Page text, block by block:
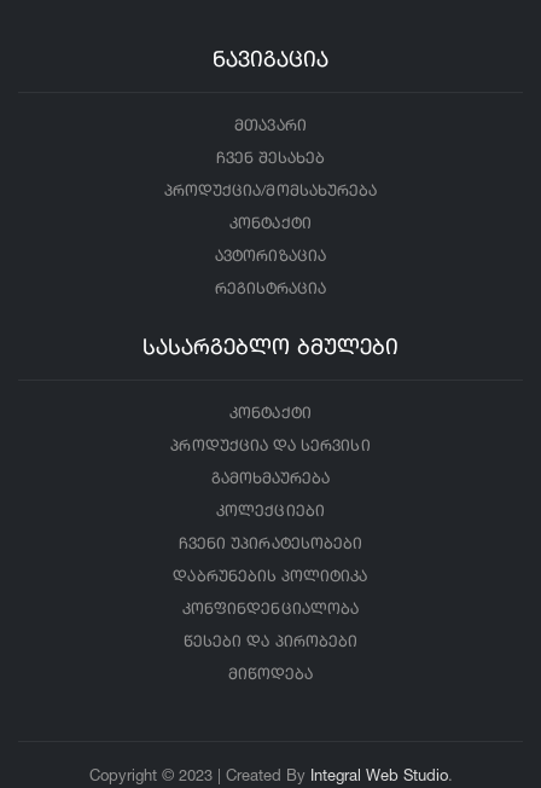
ნავიგაცია
მთავარი
ჩვენ შესახებ
პროდუქცია/მომსახურება
კონტაქტი
ავტორიზაცია
რეგისტრაცია
სასარგებლო ბმულები
კონტაქტი
პროდუქცია და სერვისი
გამოხმაურება
კოლექციები
ჩვენი უპირატესობები
დაბრუნების პოლიტიკა
კონფინდენციალობა
წესები და პირობები
მიწოდება
Copyright © 2023 | Created By Integral Web Studio.